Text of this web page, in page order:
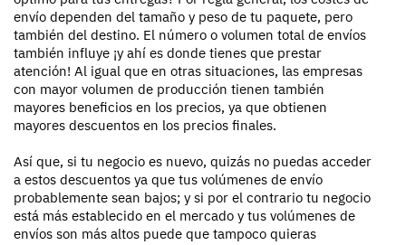
envío dependen del tamaño y peso de tu paquete, pero
también del destino. El número o volumen total de envíos
también influye ¡y ahí es donde tienes que prestar
atención! Al igual que en otras situaciones, las empresas
con mayor volumen de producción tienen también
mayores beneficios en los precios, ya que obtienen
mayores descuentos en los precios finales.
Así que, si tu negocio es nuevo, quizás no puedas acceder
a estos descuentos ya que tus volúmenes de envío
probablemente sean bajos; y si por el contrario tu negocio
está más establecido en el mercado y tus volúmenes de
envíos son más altos puede que tampoco quieras